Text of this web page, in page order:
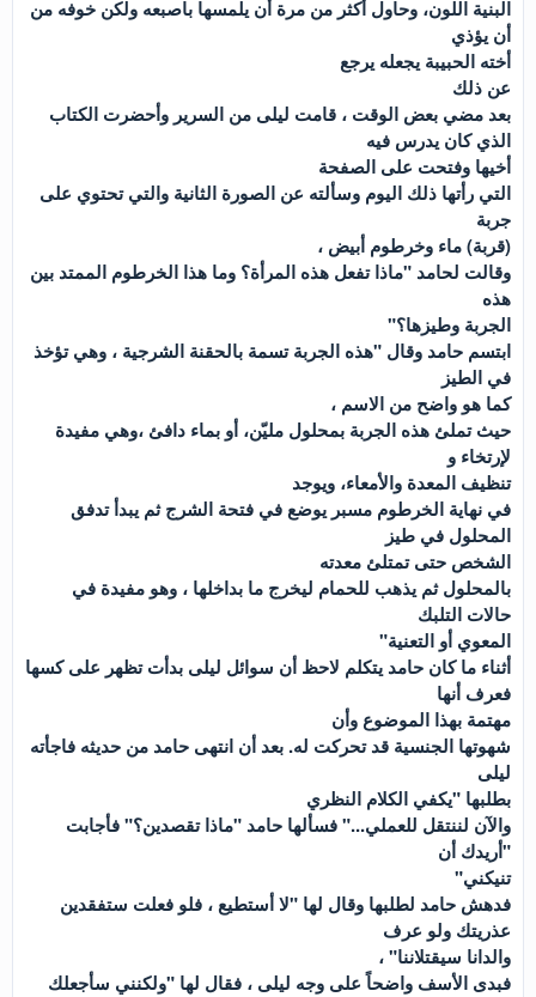
البنية اللون، وحاول أكثر من مرة أن يلمسها باصبعه ولكن خوفه من
أن يؤذي
أخته الحبيبة يجعله يرجع
عن ذلك
بعد مضي بعض الوقت ، قامت ليلى من السرير وأحضرت الكتاب
الذي كان يدرس فيه
أخيها وفتحت على الصفحة
التي رأتها ذلك اليوم وسألته عن الصورة الثانية والتي تحتوي على
جربة
(قربة) ماء وخرطوم أبيض ،
وقالت لحامد "ماذا تفعل هذه المرأة؟ وما هذا الخرطوم الممتد بين
هذه
الجربة وطيزها؟"
ابتسم حامد وقال "هذه الجربة تسمة بالحقنة الشرجية ، وهي تؤخذ
في الطيز
كما هو واضح من الاسم ،
حيث تملئ هذه الجربة بمحلول مليّن، أو بماء دافئ ،وهي مفيدة
لإرتخاء و
تنظيف المعدة والأمعاء، ويوجد
في نهاية الخرطوم مسبر يوضع في فتحة الشرج ثم يبدأ تدفق
المحلول في طيز
الشخص حتى تمتلئ معدته
بالمحلول ثم يذهب للحمام ليخرج ما بداخلها ، وهو مفيدة في
حالات التلبك
المعوي أو التعنية"
أثناء ما كان حامد يتكلم لاحظ أن سوائل ليلى بدأت تظهر على كسها
فعرف أنها
مهتمة بهذا الموضوع وأن
شهوتها الجنسية قد تحركت له. بعد أن انتهى حامد من حديثه فاجأته
ليلى
بطلبها "يكفي الكلام النظري
والآن لننتقل للعملي..." فسألها حامد "ماذا تقصدين؟" فأجابت
"أريدك أن
تنيكني"
فدهش حامد لطلبها وقال لها "لا أستطيع ، فلو فعلت ستفقدين
عذريتك ولو عرف
والدانا سيقتلاننا" ،
فبدى الأسف واضحاً على وجه ليلى ، فقال لها "ولكنني سأجعلك